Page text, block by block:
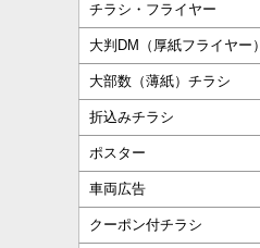
チラシ・フライヤー
大判DM（厚紙フライヤー）
大部数（薄紙）チラシ
折込みチラシ
ポスター
車両広告
クーポン付チラシ